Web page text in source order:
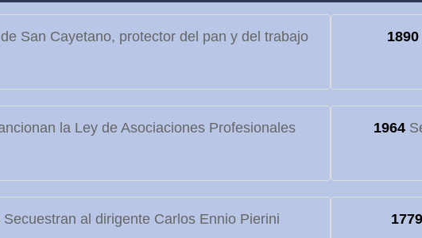
San Cayetano, protector del pan y del trabajo 1890
la Ley de Asociaciones Profesionales 1964
Secuestran al dirigente Carlos Ennio Pierini 1779